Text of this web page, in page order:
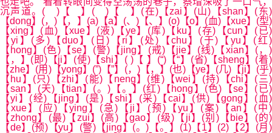
沉声道。( )【 】( )【 】(在)【zai】(山)【shan】(东)
【dong】(，)【，】(a)【a】(、)【、】(o)【o】(血)【xue】(型)
【xing】(血)【xue】(液)【ye】(库)【ku】(存)【cun】(已)
【yi】(多)【duo】(日)【ri】(处)【chu】(于)【yu】(红)
【hong】(色)【se】(警)【jing】(戒)【jie】(线)【xian】(，)
【，】(即)【ji】(使)【shi】( )【 】(“)【“】(省)【sheng】(着)
【zhe】(用)【yong】(”)【”】(，)【，】(也)【ye】(几)【ji】(乎)
【hu】(只)【zhi】(能)【neng】(维)【wei】(持)【chi】(三)
【san】(天)【tian】(。)【。】(红)【hong】(色)【se】(已)
【yi】(经)【jing】(是)【shi】(采)【cai】(供)【gong】(血)
【xue】(应)【ying】(急)【ji】(预)【yu】(案)【an】(中)
【zhong】(最)【zui】(高)【gao】(级)【ji】(别)【bie】(的)
【de】(预)【yu】(警)【jing】(。)【。】(1)【1】(2)【2】(月)